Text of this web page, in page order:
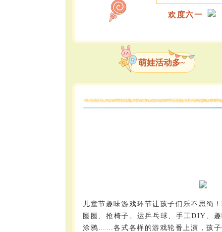
欢度六一
萌娃活动多~
儿童节趣味游戏环节让孩子们乐不思蜀
圈圈、抢椅子、运乒乓球、手工DIY、
涂鸦……各式各样的游戏轮番上演，孩